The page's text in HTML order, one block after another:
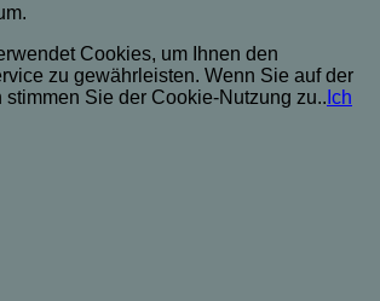
Cookies, um Ihnen den
zu gewährleisten. Wenn Sie auf der
stimmen Sie der Cookie-Nutzung zu.. Ich